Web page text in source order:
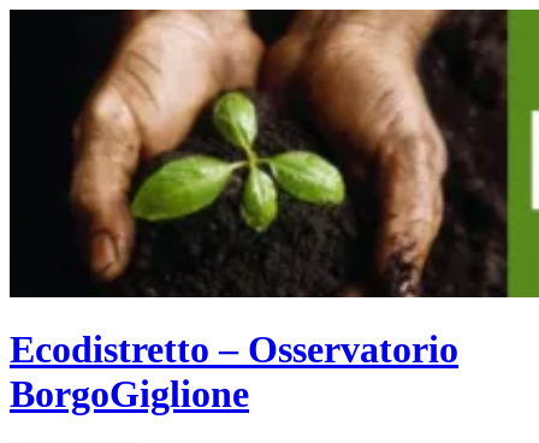
Ecodistretto – Osservatorio
BorgoGiglione